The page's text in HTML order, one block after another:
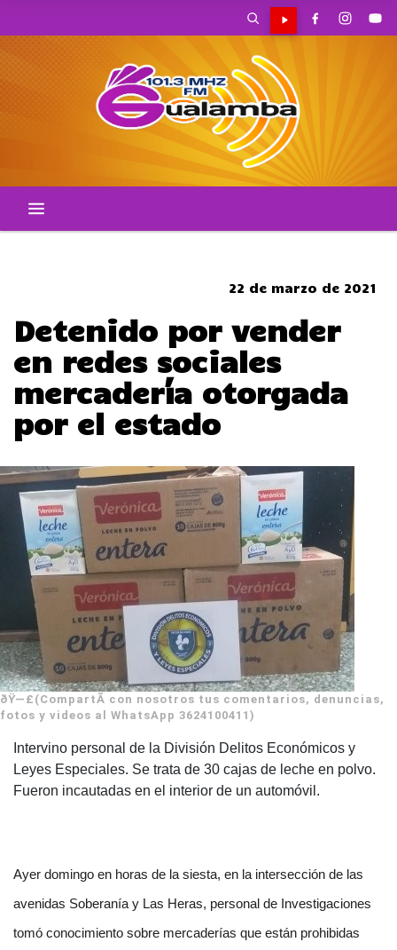
22 de marzo de 2021
Detenido por vender
en redes sociales
mercadería otorgada
por el estado
ðŸ—£(CompartÃ­ con nosotros tus comentarios, denuncias,
fotos y videos al WhatsApp 3624100411)
Intervino personal de la División Delitos Económicos y
Leyes Especiales. Se trata de 30 cajas de leche en polvo.
Fueron incautadas en el interior de un automóvil.
Ayer domingo en horas de la siesta, en la intersección de las
avenidas Soberanía y Las Heras, personal de Investigaciones
tomó conocimiento sobre mercaderías que están prohibidas